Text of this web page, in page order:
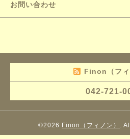
お問い合わせ
Finon（フィ
042-721-
©2026 Finon（フィノン） .